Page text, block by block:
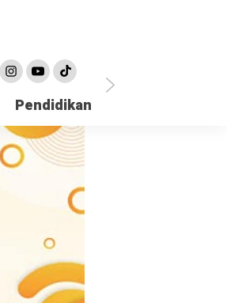
Pendidikan